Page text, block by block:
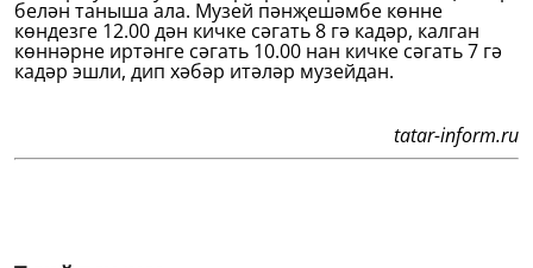
белән таныша ала. Музей пәнҗешәмбе көнне
көндезге 12.00 дән кичке сәгать 8 гә кадәр, калган
көннәрне иртәнге сәгать 10.00 нан кичке сәгать 7 гә
кадәр эшли, дип хәбәр итәләр музейдан.
tatar-inform.ru